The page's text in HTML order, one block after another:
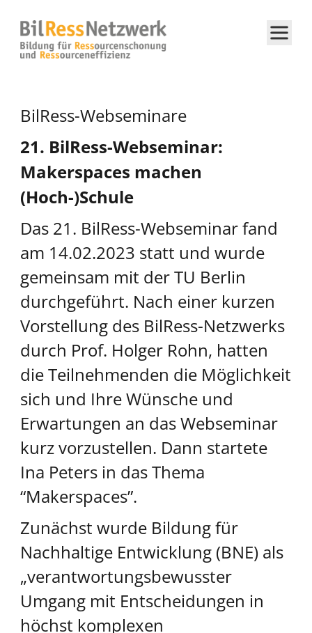
BilRess-Webseminare
21. BilRess-Webseminar:
Makerspaces machen
(Hoch-)Schule
Das 21. BilRess-Webseminar fand
am 14.02.2023 statt und wurde
gemeinsam mit der TU Berlin
durchgeführt. Nach einer kurzen
Vorstellung des BilRess-Netzwerks
durch Prof. Holger Rohn, hatten
die Teilnehmenden die Möglichkeit
sich und Ihre Wünsche und
Erwartungen an das Webseminar
kurz vorzustellen. Dann startete
Ina Peters in das Thema
“Makerspaces”.
Zunächst wurde Bildung für
Nachhaltige Entwicklung (BNE) als
„verantwortungsbewusster
Umgang mit Entscheidungen in
höchst komplexen